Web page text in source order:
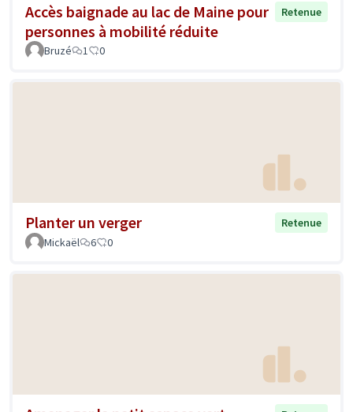
Accès baignade au lac de Maine pour
personnes à mobilité réduite
Retenue
Bruzé 1 0
Planter un verger
Retenue
Mickaël
6 0